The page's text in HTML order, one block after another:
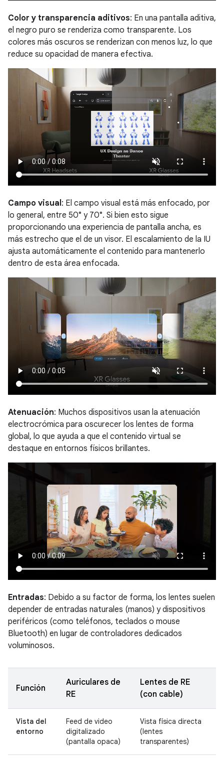
Color y transparencia aditivos: En una pantalla aditiva,
el negro puro se renderiza como transparente. Los
colores más oscuros se renderizan con menos luz, lo que
reduce su opacidad de manera efectiva.
Campo visual : El campo visual está más enfocado, por
lo general, entre 50° y 70°. Si bien esto sigue
proporcionando una experiencia de pantalla ancha, es
más estrecho que el de un visor. El escalamiento de la IU
ajusta automáticamente el contenido para mantenerlo
dentro de esta área enfocada.
Atenuación: Muchos dispositivos usan la atenuación
electrocrómica para oscurecer los lentes de forma
global, lo que ayuda a que el contenido virtual se
destaque en entornos físicos brillantes.
Entradas: Debido a su factor de forma, los lentes suelen
depender de entradas naturales (manos) y dispositivos
periféricos (como teléfonos, teclados o mouse
Bluetooth) en lugar de controladores dedicados
voluminosos.
Función
Auriculares de
RE
Lentes de RE
(con cable)
Vista del
entorno
Feed de video
digitalizado
(pantalla opaca)
Vista física directa
(lentes
transparentes)